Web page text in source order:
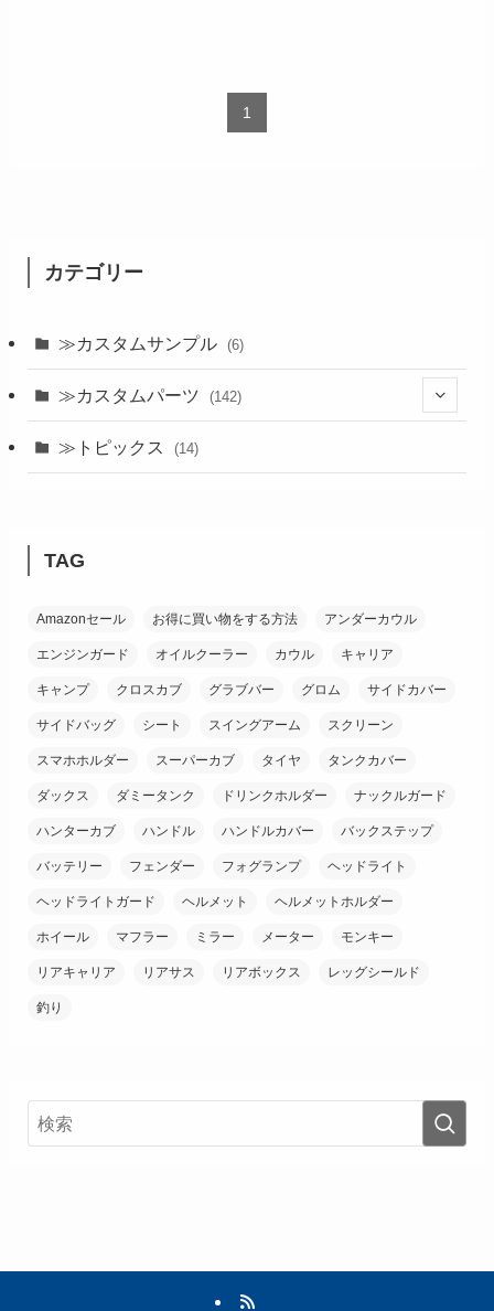
1
カテゴリー
≫カスタムサンプル (6)
≫カスタムパーツ (142)
(26)
≫トピックス (14)
TAG
Amazonセール お得に買い物をする方法 アンダーカウル
エンジンガード オイルクーラー カウル キャリア
キャンプ クロスカブ グラブバー グロム サイドカバー
サイドバッグ シート スイングアーム スクリーン
スマホホルダー スーパーカブ タイヤ タンクカバー
ダックス ダミータンク ドリンクホルダー ナックルガード
ハンターカブ ハンドル ハンドルカバー バックステップ
バッテリー フェンダー フォグランプ ヘッドライト
ヘッドライトガード ヘルメット ヘルメットホルダー
ホイール マフラー ミラー メーター モンキー
リアキャリア リアサス リアボックス レッグシールド
釣り